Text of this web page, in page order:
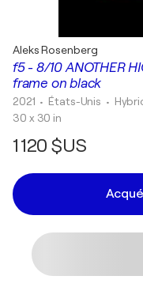
f5 - 8/10 ANOTHER
frame on black
Aleks Rosenberg
2021 • États-Unis •
30 x 30 in
1 120 $US